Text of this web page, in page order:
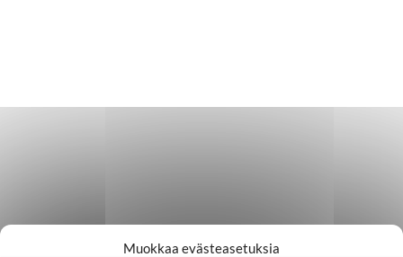
Muokkaa evästeasetuksia